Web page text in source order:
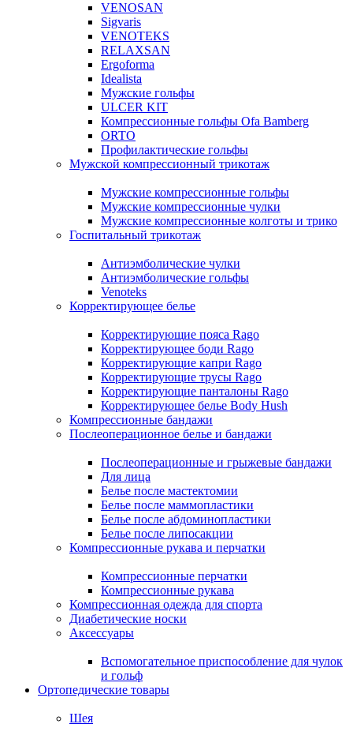
VENOSAN
Sigvaris
VENOTEKS
RELAXSAN
Ergoforma
Idealista
Мужские гольфы
ULCER KIT
Компрессионные гольфы Ofa Bamberg
ORTO
Профилактические гольфы
Мужской компрессионный трикотаж
Мужские компрессионные гольфы
Мужские компрессионные чулки
Мужские компрессионные колготы и трико
Госпитальный трикотаж
Антиэмболические чулки
Антиэмболические гольфы
Venoteks
Корректирующее белье
Корректирующие пояса Rago
Корректирующее боди Rago
Корректирующие капри Rago
Корректирующие трусы Rago
Корректирующие панталоны Rago
Корректирующее белье Body Hush
Компрессионные бандажи
Послеоперационное белье и бандажи
Послеоперационные и грыжевые бандажи
Для лица
Белье после мастектомии
Белье после маммопластики
Белье после абдоминопластики
Белье после липосакции
Компрессионные рукава и перчатки
Компрессионные перчатки
Компрессионные рукава
Компрессионная одежда для спорта
Диабетические носки
Аксессуары
Вспомогательное приспособление для чулок
и гольф
Ортопедические товары
Шея